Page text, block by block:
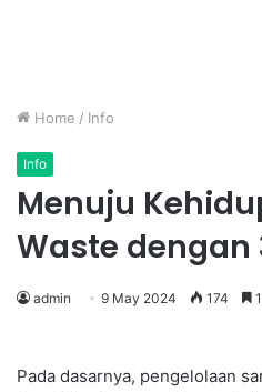
Home / Info
Info
Menuju
Waste dengan
admin 9 May 2024 174
Pada dasarnya, pengelolaan